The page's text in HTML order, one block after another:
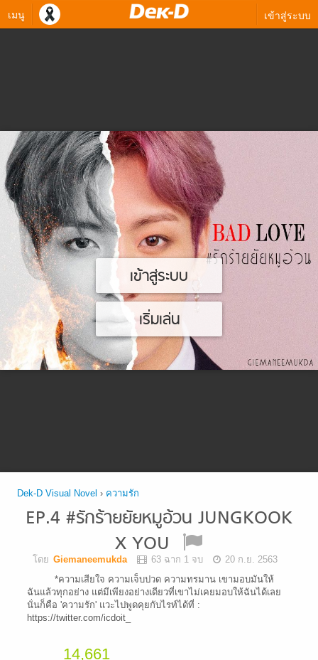
เมนู เข้าสู่ระบบ
เข้าสู่ระบบ
เริ่มเล่น
Dek-D Visual Novel › ความรัก
EP.4 #รักร้ายยัยหมูอ้วน JUNGKOOK
X YOU
โดย Giemaneemukda 63 ฉาก 1 จบ
20 ก.ย. 2563
*ความเสียใจ ความเจ็บปวด ความทรมาน เขามอบมันให้
ฉันแล้วทุกอย่าง แต่มีเพียงอย่างเดียวที่เขาไม่เคยมอบให้ฉันได้เลย
นั่นก็คือ 'ความรัก' แวะไปพูดคุยกับไรท์ได้ที่ :
https://twitter.com/icdoit_
14,661